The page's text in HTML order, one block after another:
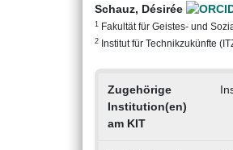
Schauz, Désirée
1 Fakultät für Geistes- und
2 Institut für Technikzukünfte
Zugehörige
Institution(en)
am KIT